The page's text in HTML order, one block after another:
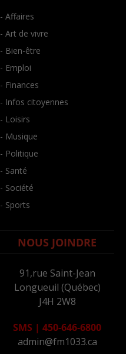
- Affaires
- Art de vivre
- Bien-être
- Emploi
- Finances
- Infos citoyennes
- Loisirs
- Musique
- Politique
- Santé
- Société
- Sports
NOUS JOINDRE
91,rue Saint-Jean
Longueuil (Québec)
J4H 2W8
SMS | 450-646-6800
admin@fm1033.ca